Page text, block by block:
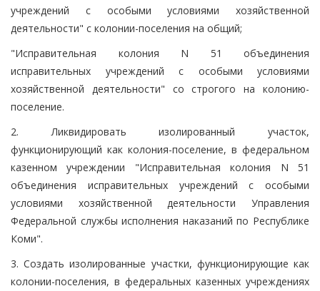
учреждений с особыми условиями хозяйственной
деятельности" с колонии-поселения на общий;
"Исправительная колония N 51 объединения
исправительных учреждений с особыми условиями
хозяйственной деятельности" со строгого на колонию-
поселение.
2. Ликвидировать изолированный участок,
функционирующий как колония-поселение, в федеральном
казенном учреждении "Исправительная колония N 51
объединения исправительных учреждений с особыми
условиями хозяйственной деятельности Управления
Федеральной службы исполнения наказаний по Республике
Коми".
3. Создать изолированные участки, функционирующие как
колонии-поселения, в федеральных казенных учреждениях